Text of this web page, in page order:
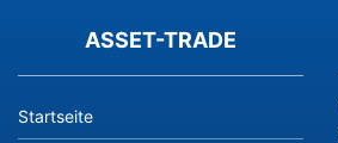
ASSET-TRADE
Startseite